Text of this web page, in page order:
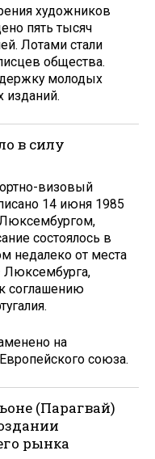
художников
пять тысяч
Лотами стали
общества.
молодых
изданий.
в силу
визовый
14 июня 1985
состоялось в
недалеко от места
Люксембурга,
соглашению
на
союза.
(Парагвай)
рынка